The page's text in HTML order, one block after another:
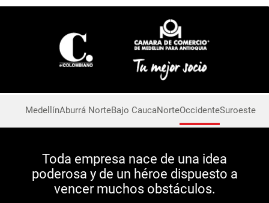
MedellínAburrá NorteBajo CaucaNorteOccidenteSuroeste
Toda empresa nace de una idea
poderosa y de un héroe dispuesto a
vencer muchos obstáculos.